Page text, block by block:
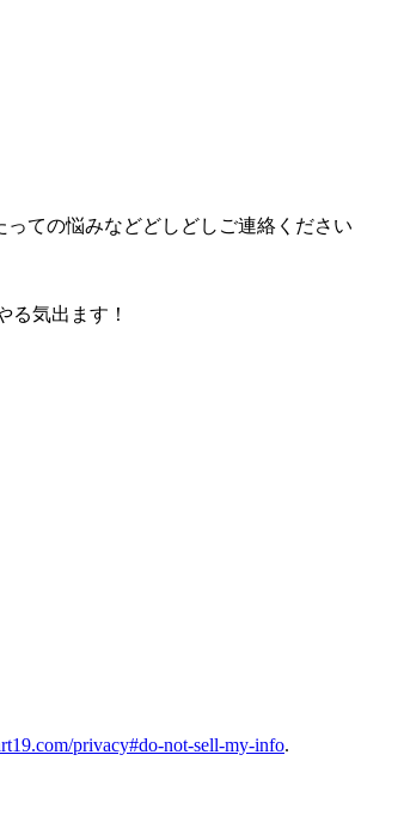
ての悩みなどどしどしご連絡ください
る気出ます！
privacy#do-not-sell-my-info.